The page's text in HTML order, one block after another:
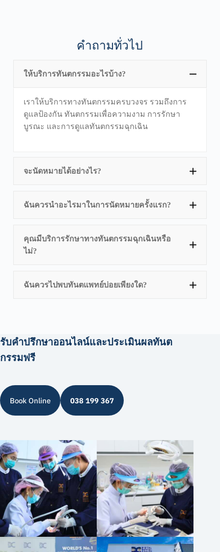
คำถามทั่วไป
ให้บริการทันตกรรมอะไรบ้าง?
เราให้บริการทางทันตกรรมครบวงจร รวมถึงการ
ดูแลป้องกัน ทันตกรรมเพื่อความงาม การรักษา
บูรณะ และการดูแลทันตกรรมฉุกเฉิน
จะนัดหมายได้อย่างไร?
ฉันควรนำอะไรมาในการนัดหมายครั้งแรก?
คุณมีบริการรักษาทางทันตกรรมฉุกเฉินหรือ
ไม่?
ฉันควรไปพบทันตแพทย์บ่อยเพียงใด?
รับคำปรึกษาออนไลน์และประเมินผลทันต
กรรมฟรี
Book Online 038 199 367